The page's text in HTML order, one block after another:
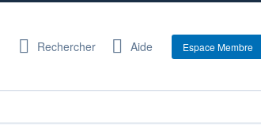
Rechercher Aide Espace Membre